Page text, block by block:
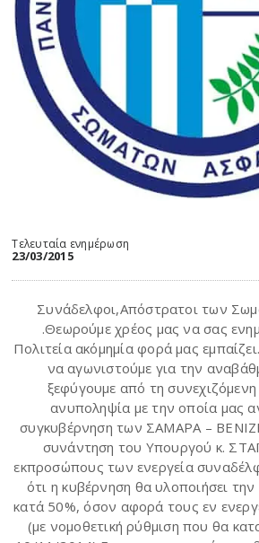
Τελευταία ενημέρωση
23/03/2015
Συνάδελφοι,Απόστρατοι των
.Θεωρούμε χρέος μας να σας
Πολιτεία ακόμημία φορά μας
να αγωνιστούμε για την
ξεφύγουμε από τη
ανυποληψία με την οποία μας
συγκυβέρνηση των ΣΑΜΑΡΑ –
συνάντηση του Υπουργού κ.
εκπροσώπους των ενεργεία
ότι η κυβέρνηση θα υλοποιήσει
κατά 50%, όσον αφορά τους εν
(με νομοθετική ρύθμιση που θα